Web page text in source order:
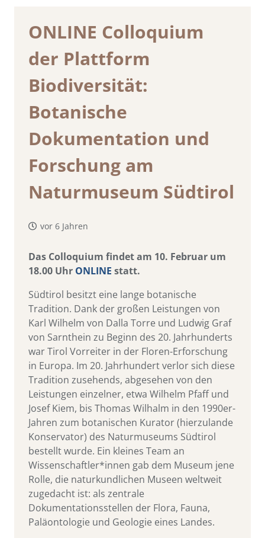
ONLINE Colloquium
der Plattform
Biodiversität:
Botanische
Dokumentation und
Forschung am
Naturmuseum Südtirol
vor 6 Jahren
Das Colloquium findet am 10. Februar um
18.00 Uhr ONLINE statt.
Südtirol besitzt eine lange botanische
Tradition. Dank der großen Leistungen von
Karl Wilhelm von Dalla Torre und Ludwig Graf
von Sarnthein zu Beginn des 20. Jahrhunderts
war Tirol Vorreiter in der Floren-Erforschung
in Europa. Im 20. Jahrhundert verlor sich diese
Tradition zusehends, abgesehen von den
Leistungen einzelner, etwa Wilhelm Pfaff und
Josef Kiem, bis Thomas Wilhalm in den 1990er-
Jahren zum botanischen Kurator (hierzulande
Konservator) des Naturmuseums Südtirol
bestellt wurde. Ein kleines Team an
Wissenschaftler*innen gab dem Museum jene
Rolle, die naturkundlichen Museen weltweit
zugedacht ist: als zentrale
Dokumentationsstellen der Flora, Fauna,
Paläontologie und Geologie eines Landes.